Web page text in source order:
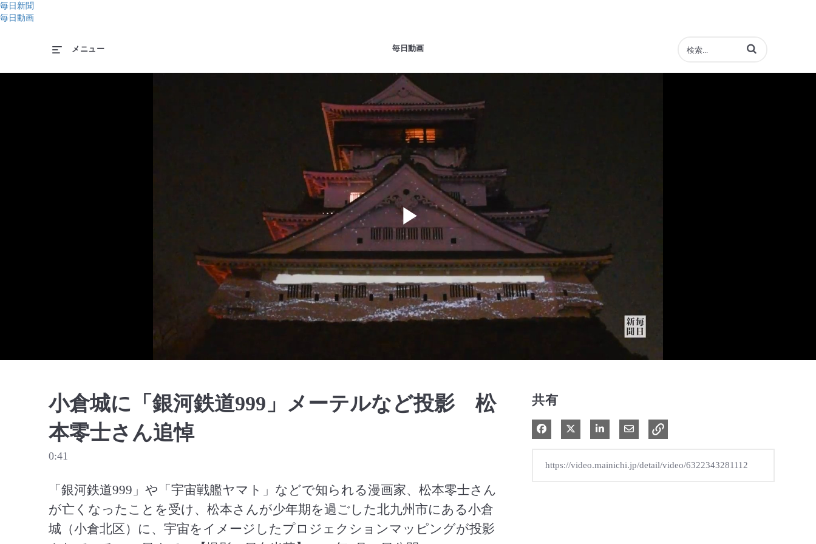
毎日新聞
毎日動画
毎日動画
メニュー 動画の検索語句を入力
Play
Video
小倉城に「銀河鉄道999」メーテルなど投影 松
本零士さん追悼
0:41
「銀河鉄道999」や「宇宙戦艦ヤマト」などで知られる漫画家、松本零士さん
が亡くなったことを受け、松本さんが少年期を過ごした北九州市にある小倉
城（小倉北区）に、宇宙をイメージしたプロジェクションマッピングが投影
共有
Facebook で共有
Xで共有する
LinkedIn で共有電子メールで共有